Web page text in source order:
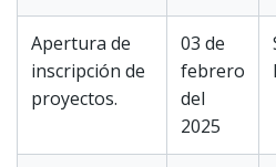
Apertura de
inscripción de
proyectos.
03 de
febrero
del
2025